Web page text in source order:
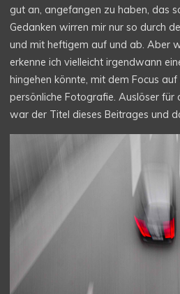
gut an, angefangen zu haben, das
Gedanken wirren mir nur so durch
und mit heftigem auf und ab. Aber
erkenne ich vielleicht irgendwann
hingehen könnte, mit dem Focus
persönliche Fotografie. Auslöser für
war der Titel dieses Beitrages und